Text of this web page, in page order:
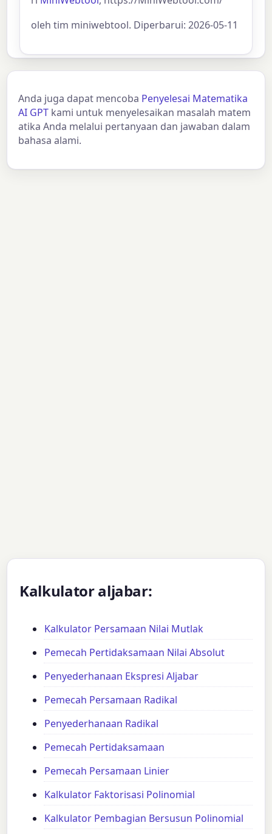
oleh tim miniwebtool. Diperbarui: 2026-05-11
Anda juga dapat mencoba Penyelesai Matematika
AI GPT kami untuk menyelesaikan masalah matem
atika Anda melalui pertanyaan dan jawaban dalam
bahasa alami.
Kalkulator aljabar:
Kalkulator Persamaan Nilai Mutlak
Pemecah Pertidaksamaan Nilai Absolut
Penyederhanaan Ekspresi Aljabar
Pemecah Persamaan Radikal
Penyederhanaan Radikal
Pemecah Pertidaksamaan
Pemecah Persamaan Linier
Kalkulator Faktorisasi Polinomial
Kalkulator Pembagian Bersusun Polinomial